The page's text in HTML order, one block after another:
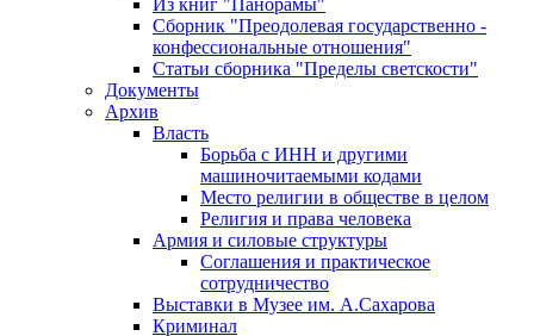
Из книг "Панорамы"
Сборник "Преодолевая государственно -
конфессиональные отношения"
Статьи сборника "Пределы светскости"
Документы
Архив
Власть
Борьба с ИНН и другими
машиночитаемыми кодами
Место религии в обществе в целом
Религия и права человека
Армия и силовые структуры
Соглашения и практическое
сотрудничество
Выставки в Музее им. А.Сахарова
Криминал